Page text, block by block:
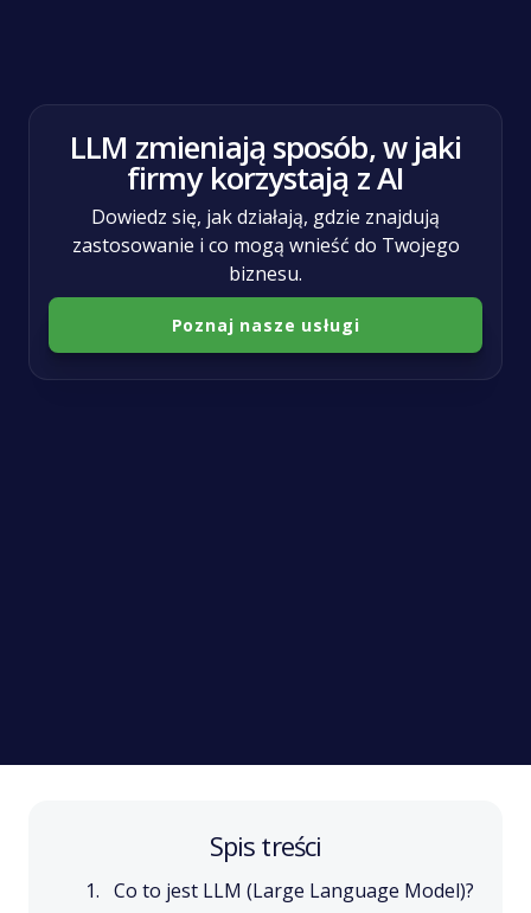
LLM zmieniają sposób, w jaki
firmy korzystają z AI
Dowiedz się, jak działają, gdzie znajdują
zastosowanie i co mogą wnieść do Twojego
biznesu.
Poznaj nasze usługi
Spis treści
Co to jest LLM (Large Language Model)?